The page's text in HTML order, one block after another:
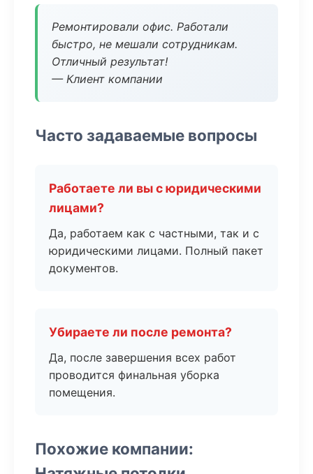
Ремонтировали офис. Работали
быстро, не мешали сотрудникам.
Отличный результат!
— Клиент компании
Часто задаваемые вопросы
Работаете ли вы с юридическими
лицами?
Да, работаем как с частными, так и с
юридическими лицами. Полный пакет
документов.
Убираете ли после ремонта?
Да, после завершения всех работ
проводится финальная уборка
помещения.
Похожие компании: